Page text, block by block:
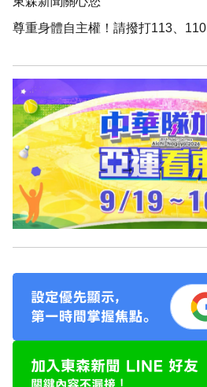
尊重身體自主權！請撥打113、110